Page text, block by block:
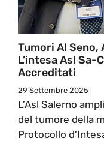
Tumori Al Seno,
L’intesa Asl Sa-
Accreditati
29 Settembre 2025
L’Asl Salerno
del tumore della
Protocollo